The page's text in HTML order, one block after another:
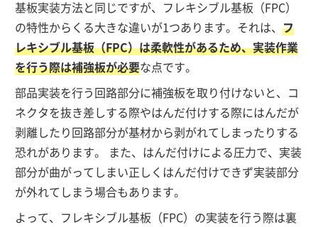
基板実装方法と同じですが、フレキシブル基板（FPC）
の特性からくる大きな違いが1つあります。それは、フ
レキシブル基板（FPC）は柔軟性があるため、実装作業
を行う際は補強板が必要な点です。
部品実装を行う回路部分に補強板を取り付けないと、コ
ネクタを抜き差しする際やはんだ付けする際にはんだが
剥離したり回路部分が基材から剥がれてしまったりする
恐れがあります。 また、はんだ付けによる圧力で、実装
部分が曲がってしまい正しくはんだ付けできず実装部分
が外れてしまう場合もあります。
よって、フレキシブル基板（FPC）の実装を行う際は裏